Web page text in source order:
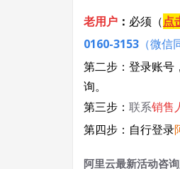
老用户 ： 必须 （点
0160-3153 （微信
第二步：登录账号
询。
第三步： 联系销售
第四步：自行登录
阿里云最新活动咨